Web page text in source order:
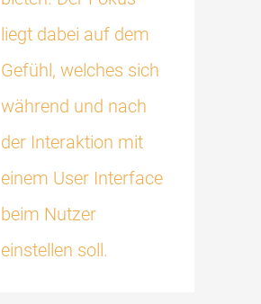
liegt dabei auf dem
Gefühl, welches sich
während und nach
der Interaktion mit
einem User Interface
beim Nutzer
einstellen soll.